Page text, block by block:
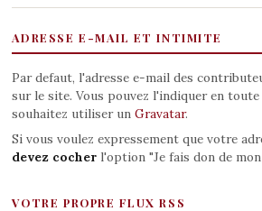
ADRESSE E-MAIL ET INTIMITE
Par defaut, l'adresse e-mail des
sur le site. Vous pouvez l'indiquer en toute
souhaitez utiliser un Gravatar.
Si vous voulez expressement que votre
devez cocherl'option "Je fais don de
VOTRE PROPRE FLUX RSS